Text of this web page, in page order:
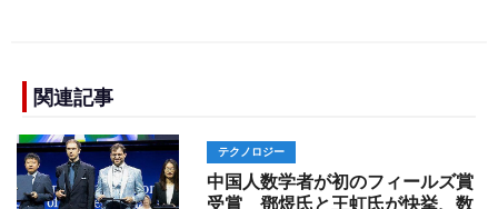
e
b
o
o
n
k
関連記事
テクノロジー
中国人数学者が初のフィールズ賞
受賞 鄧煜氏と王虹氏が快挙、数